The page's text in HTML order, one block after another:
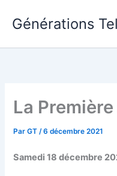
Générations
La
ParGT/6 décembre 2021
Samedi 18 décembre